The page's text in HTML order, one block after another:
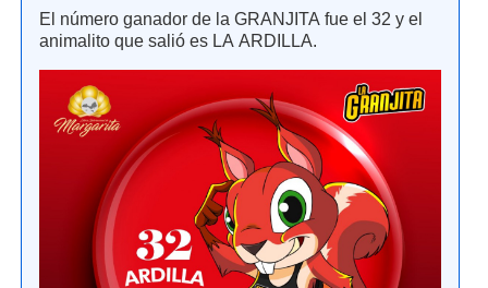
El número ganador de la GRANJITA fue el 32 y el
animalito que salió es LA ARDILLA.